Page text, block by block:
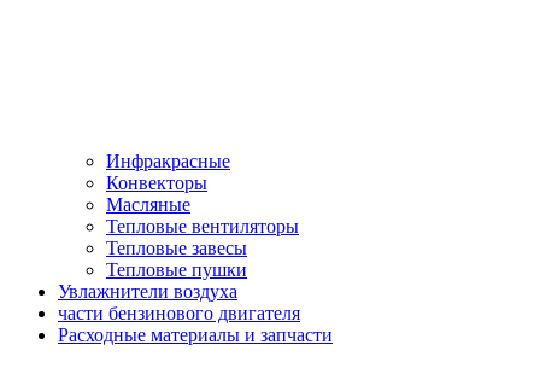
Инфракрасные
Конвекторы
Масляные
Тепловые вентиляторы
Тепловые завесы
Тепловые пушки
Увлажнители воздуха
части бензинового двигателя
Расходные материалы и запчасти